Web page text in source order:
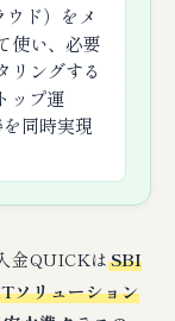
ド）をメ
使い、必要
リングする
ップ運
同時実現
金QUICKはSBI
ソリューション